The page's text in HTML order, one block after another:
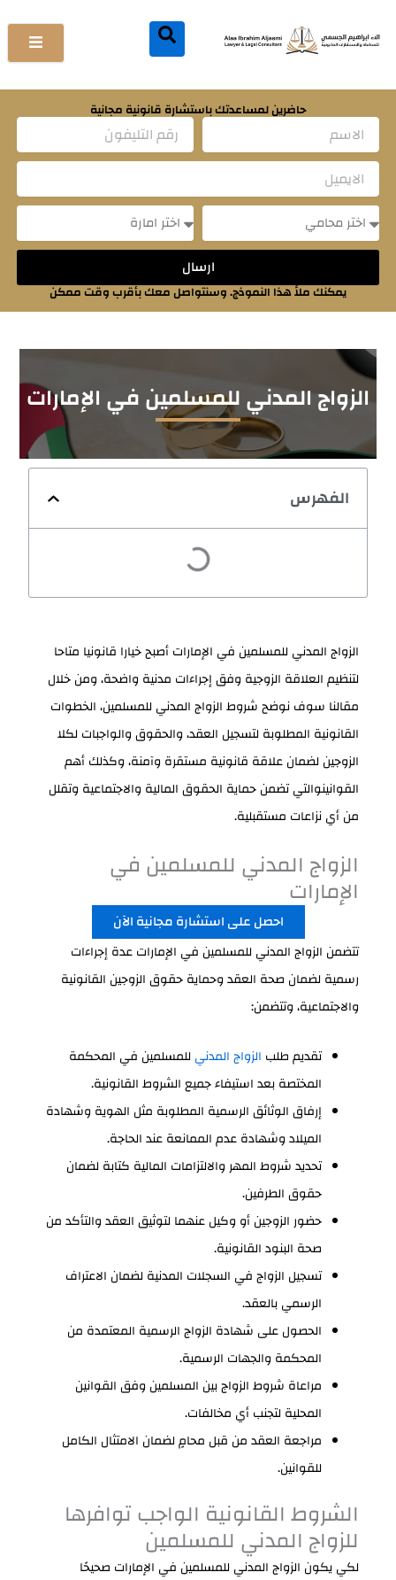
إلى
المحتوى
حاضرين لمساعدتك باستشارة قانونية مجانية
ارسال
يمكنك ملأ هذا النموذج. وسنتواصل معك بأقرب وقت ممكن
الزواج المدني للمسلمين في الإمارات
الفهرس
الزواج المدني للمسلمين في الإمارات أصبح خيارا قانونيا متاحا
لتنظيم العلاقة الزوجية وفق إجراءات مدنية واضحة، ومن خلال
مقالنا سوف نوضح شروط الزواج المدني للمسلمين، الخطوات
القانونية المطلوبة لتسجيل العقد، والحقوق والواجبات لكلا
الزوجين لضمان علاقة قانونية مستقرة وآمنة، وكذلك أهم
القوانينوالتي تضمن حماية الحقوق المالية والاجتماعية وتقلل
من أي نزاعات مستقبلية.
الزواج المدني للمسلمين في
الإمارات
احصل على استشارة مجانية الآن
تتضمن الزواج المدني للمسلمين في الإمارات عدة إجراءات
رسمية لضمان صحة العقد وحماية حقوق الزوجين القانونية
والاجتماعية، وتتضمن:
تقديم طلب الزواج المدني للمسلمين في المحكمة
المختصة بعد استيفاء جميع الشروط القانونية.
إرفاق الوثائق الرسمية المطلوبة مثل الهوية وشهادة
الميلاد وشهادة عدم الممانعة عند الحاجة.
تحديد شروط المهر والالتزامات المالية كتابة لضمان
حقوق الطرفين.
حضور الزوجين أو وكيل عنهما لتوثيق العقد والتأكد من
صحة البنود القانونية.
تسجيل الزواج في السجلات المدنية لضمان الاعتراف
الرسمي بالعقد.
الحصول على شهادة الزواج الرسمية المعتمدة من
المحكمة والجهات الرسمية.
مراعاة شروط الزواج بين المسلمين وفق القوانين
المحلية لتجنب أي مخالفات.
مراجعة العقد من قبل محامٍ لضمان الامتثال الكامل
للقوانين.
الشروط القانونية الواجب توافرها
للزواج المدني للمسلمين
لكي يكون الزواج المدني للمسلمين في الإمارات صحيحًا